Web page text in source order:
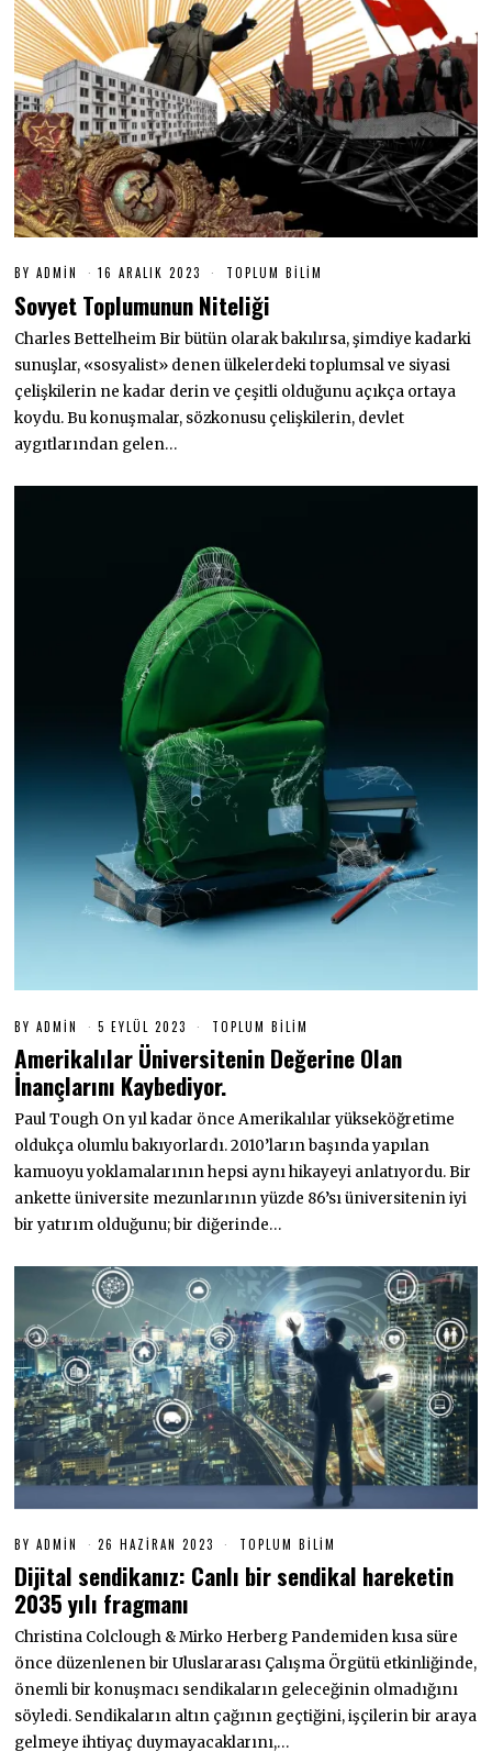
BYADMIN 16 ARALIK 2023
A
A
I
K
0
TOPLUM BILIM
Sovyet Toplumunun Niteliği
Charles Bettelheim Bir bütün olarak bakılırsa, şimdiye kadarki
sunuşlar, «sosyalist» denen ülkelerdeki toplumsal ve siyasi
çelişkilerin ne kadar derin ve çeşitli olduğunu açıkça ortaya
koydu. Bu konuşmalar, sözkonusu çelişkilerin, devlet
aygıtlarından gelen…
BYADMIN 5 EYLÜL 2023
Y
L
Ü
2
0
3
TOPLUM BILIM
Amerikalılar Üniversitenin Değerine Olan
İnançlarını Kaybediyor.
Paul Tough On yıl kadar önce Amerikalılar yükseköğretime
oldukça olumlu bakıyorlardı. 2010’ların başında yapılan
kamuoyu yoklamalarının hepsi aynı hikayeyi anlatıyordu. Bir
ankette üniversite mezunlarının yüzde 86’sı üniversitenin iyi
bir yatırım olduğunu; bir diğerinde…
BYADMIN 26 HAZIRAN 2023
H
R
A
2
0
2
3
TOPLUM BILIM
Dijital sendikanız: Canlı bir sendikal hareketin
2035 yılı fragmanı
Christina Colclough & Mirko Herberg Pandemiden kısa süre
önce düzenlenen bir Uluslararası Çalışma Örgütü etkinliğinde,
önemli bir konuşmacı sendikaların geleceğinin olmadığını
söyledi. Sendikaların altın çağının geçtiğini, işçilerin bir araya
gelmeye ihtiyaç duymayacaklarını,…